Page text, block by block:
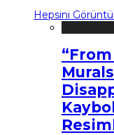
Hepsini